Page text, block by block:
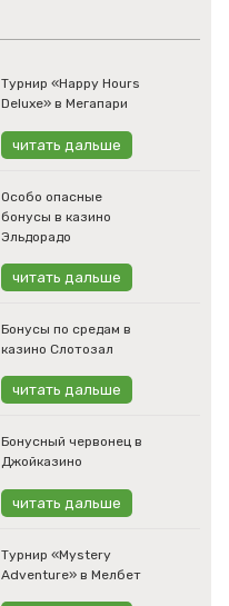
Турнир «Happy Hours
Deluxe» в Мегапари
читать дальше
Особо опасные
бонусы в казино
Эльдорадо
читать дальше
Бонусы по средам в
казино Слотозал
читать дальше
Бонусный червонец в
Джойказино
читать дальше
Турнир «Mystery
Adventure» в Мелбет